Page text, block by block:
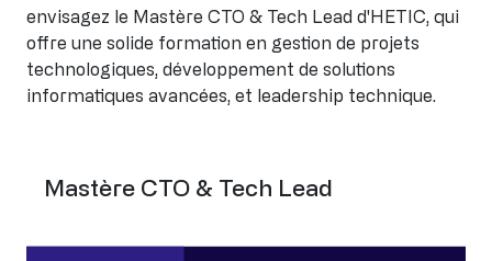
envisagez le Mastère CTO & Tech Lead d'HETIC, qui
offre une solide formation en gestion de projets
technologiques, développement de solutions
informatiques avancées, et leadership technique.
Mastère CTO & Tech Lead